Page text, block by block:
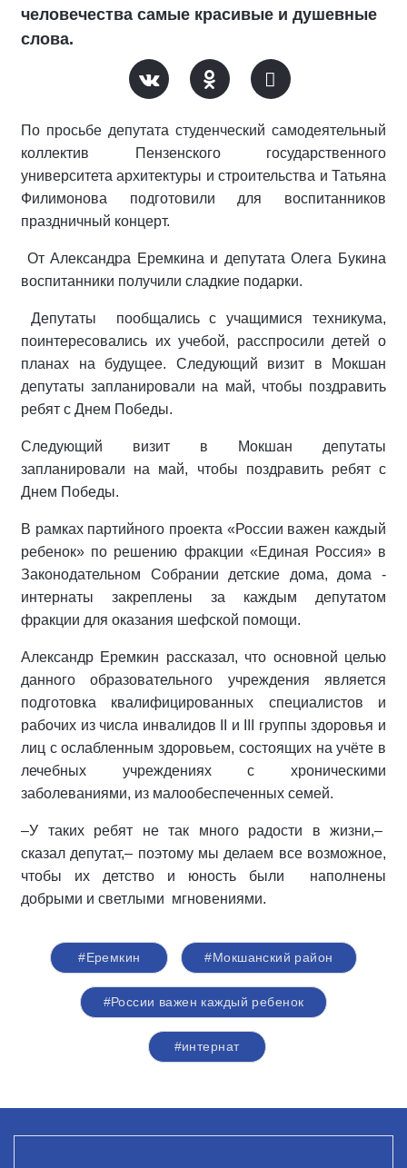
человечества самые красивые и душевные
слова.
По просьбе депутата студенческий самодеятельный
коллектив Пензенского государственного
университета архитектуры и строительства и Татьяна
Филимонова подготовили для воспитанников
праздничный концерт.
От Александра Еремкина и депутата Олега Букина
воспитанники получили сладкие подарки.
Депутаты пообщались с учащимися техникума,
поинтересовались их учебой, расспросили детей о
планах на будущее. Следующий визит в Мокшан
депутаты запланировали на май, чтобы поздравить
ребят с Днем Победы.
Следующий визит в Мокшан депутаты
запланировали на май, чтобы поздравить ребят с
Днем Победы.
В рамках партийного проекта «России важен каждый
ребенок» по решению фракции «Единая Россия» в
Законодательном Собрании детские дома, дома -
интернаты закреплены за каждым депутатом
фракции для оказания шефской помощи.
Александр Еремкин рассказал, что основной целью
данного образовательного учреждения является
подготовка квалифицированных специалистов и
рабочих из числа инвалидов II и III группы здоровья и
лиц с ослабленным здоровьем, состоящих на учёте в
лечебных учреждениях с хроническими
заболеваниями, из малообеспеченных семей.
–У таких ребят не так много радости в жизни,–
сказал депутат,– поэтому мы делаем все возможное,
чтобы их детство и юность были наполнены
добрыми и светлыми мгновениями.
#Еремкин #Мокшанский район
#России важен каждый ребенок
#интернат